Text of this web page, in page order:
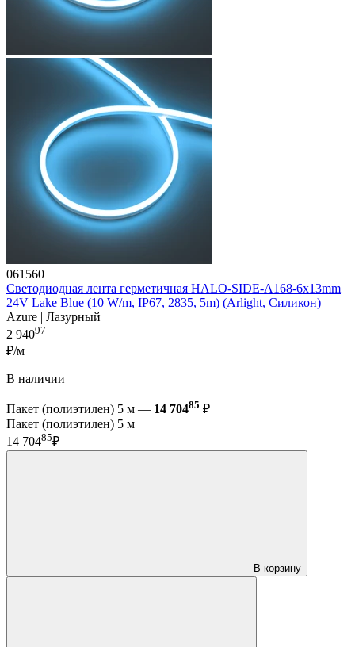
061560
Светодиодная лента герметичная HALO-SIDE-A168-6x13mm
24V Lake Blue (10 W/m, IP67, 2835, 5m) (Arlight, Силикон)
Azure | Лазурный
2 94097
₽/м
В наличии
Пакет (полиэтилен) 5 м — 14 70485 ₽
Пакет (полиэтилен) 5 м
14 70485₽
В корзину